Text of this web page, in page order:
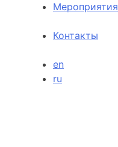
Мероприятия
Контакты
en
ru